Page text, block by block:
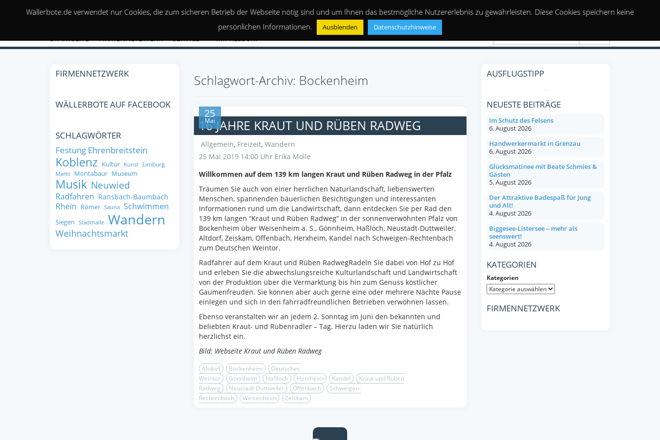
STARTSEITE FIRMENNETZWERK SERVICE IMPRESSUM
Schlagwort-Archiv: Bockenheim
25
Mai
16 JAHRE KRAUT UND RÜBEN RADWEG
Allgemein, Freizeit, Wandern
25 Mai 2019 14:00 Uhr Erika Molle
Willkommen auf dem 139 km langen Kraut und Rüben Radweg in der Pfalz
Träumen Sie auch von einer herrlichen Naturlandschaft, liebenswerten
Menschen, spannenden bäuerlichen Besichtigungen und interessanten
Informationen rund um die Landwirtschaft, dann entdecken Sie per Rad den
139 km langen “Kraut und Rüben Radweg” in der sonnenverwöhnten Pfalz von
Bockenheim über Weisenheim a. S., Gönnheim, Haßloch, Neustadt-Duttweiler,
Altdorf, Zeiskam, Offenbach, Herxheim, Kandel nach Schweigen-Rechtenbach
zum Deutschen Weintor.
Radfahrer auf dem Kraut und Rüben RadwegRadeln Sie dabei von Hof zu Hof
und erleben Sie die abwechslungsreiche Kulturlandschaft und Landwirtschaft
von der Produktion über die Vermarktung bis hin zum Genuss köstlicher
Gaumenfreuden. Sie können aber auch gerne eine oder mehrere Nächte Pause
einlegen und sich in den fahrradfreundlichen Betrieben verwöhnen lassen.
Ebenso veranstalten wir an jedem 2. Sonntag im Juni den bekannten und
beliebten Kraut- und Rübenradler – Tag. Hierzu laden wir Sie natürlich
herzlichst ein.
Bild: Webseite Kraut und Rüben Radweg
Altdorf Bockenheim
Deutsches
Weintor
Gönnheim Haßloch Herxheim Kandel
Kraut und Rüben
Radweg
Neustadt-Duttweiler Offenbach
Schweigen-
Rechtenbach
Weisenheim Zeiskam
FIRMENNETZWERK
WÄLLERBOTE AUF FACEBOOK
SCHLAGWÖRTER
Festung Ehrenbreitstein
Koblenz Kultur Kunst Limburg
Markt Montabaur Museum
Musik Neuwied
Radfahren Ransbach-Baumbach
Rhein Römer Sauna Schwimmen
Siegen Stadthalle Wandern
Weihnachtsmarkt
AUSFLUGSTIPP
NEUESTE BEITRÄGE
Im Schutz des Felsens
6. August 2026
Handwerkermarkt in Grenzau
6. August 2026
Glücksmatinee mit Beate Schmies &
Gästen
5. August 2026
Der Attraktive Badespaß für Jung
und Alt!
4. August 2026
Biggesee-Listersee – mehr als
seenswert!
4. August 2026
KATEGORIEN
Kategorien
FIRMENNETZWERK
Wällerbote.de verwendet nur Cookies, die zum sicheren Betrieb der Webseite nötig sind und um Ihnen das bestmögliche Nutzererlebnis zu gewährleisten. Diese Cookies speichern keine
persönlichen Informationen.
Ausblenden Datenschutzhinweise